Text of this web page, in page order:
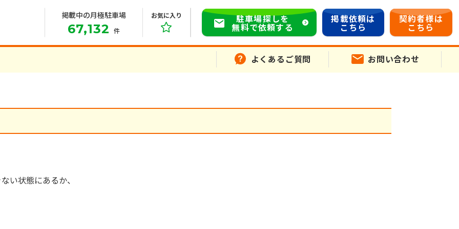
掲載中の月極駐車場
67,132 件
お気に入り 駐車場探しを
無料で依頼する
掲載依頼は
こちら
契約者様は
こちら
よくあるご質問 お問い合わせ
い状態にあるか、